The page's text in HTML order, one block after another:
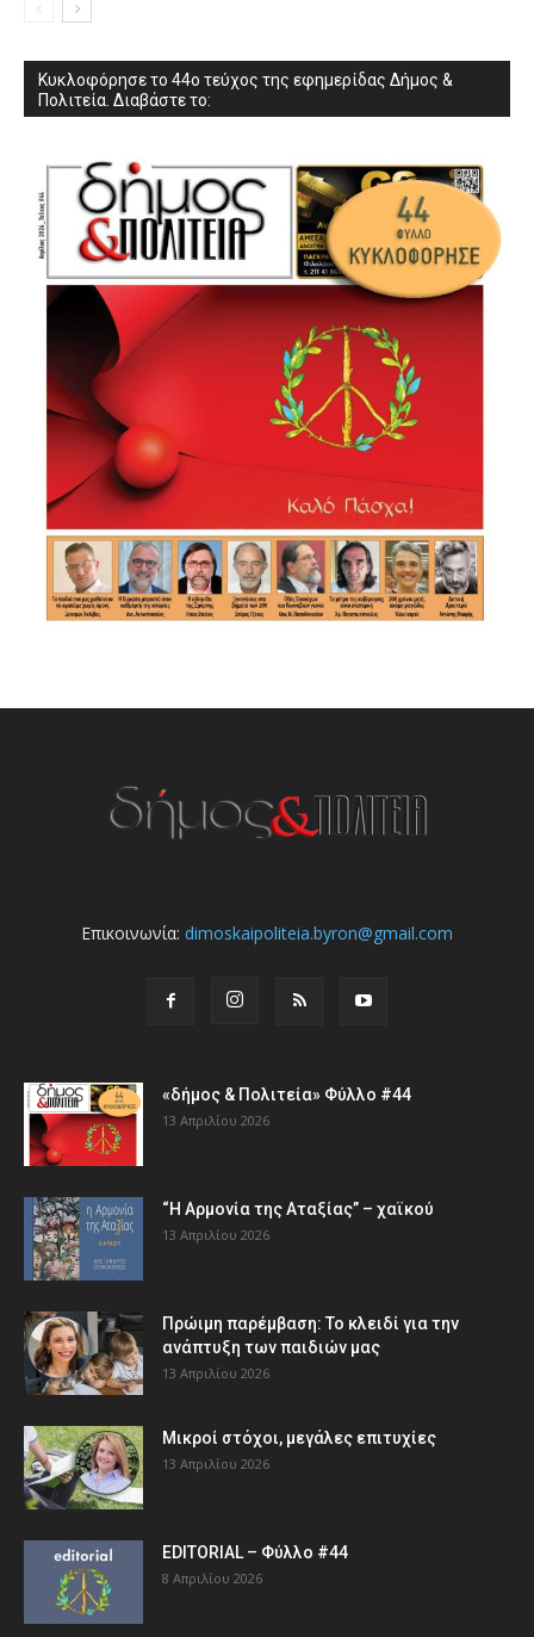
Κυκλοφόρησε το 44ο τεύχος της εφημερίδας Δήμος &
Πολιτεία. Διαβάστε το:
Επικοινωνία: dimoskaipoliteia.byron@gmail.com
«δήμος & Πολιτεία» Φύλλο #44
13 Απριλίου 2026
“Η Αρμονία της Αταξίας” – χαϊκού
13 Απριλίου 2026
Πρώιμη παρέμβαση: Το κλειδί για την
ανάπτυξη των παιδιών µας
13 Απριλίου 2026
Μικροί στόχοι, μεγάλες επιτυχίες
13 Απριλίου 2026
EDITORIAL – Φύλλο #44
8 Απριλίου 2026